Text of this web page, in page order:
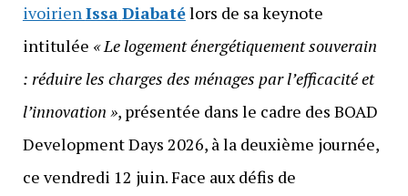
ivoirien Issa Diabatélors de sa keynote
intitulée « Le logement énergétiquement souverain
: réduire les charges des ménages par l’efficacité et
l’innovation », présentée dans le cadre des BOAD
Development Days 2026, à la deuxième journée,
ce vendredi 12 juin. Face aux défis de